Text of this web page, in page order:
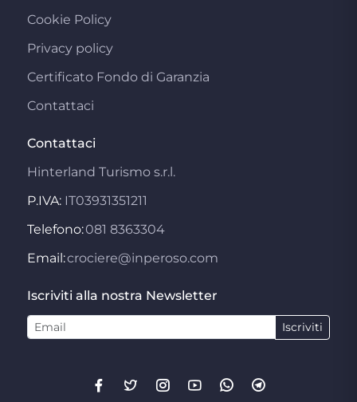
Cookie Policy
Privacy policy
Certificato Fondo di Garanzia
Contattaci
Contattaci
Hinterland Turismo s.r.l.
P.IVA: IT03931351211
Telefono:081 8363304
Email:crociere@inperoso.com
Iscriviti alla nostra Newsletter
Iscriviti